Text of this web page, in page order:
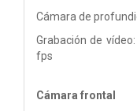
Cámara de
Grabación de
fps
Cámara frontal